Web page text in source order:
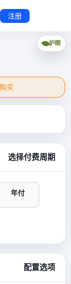
注册
买
选择付费周期
年付
配置选项
护眼